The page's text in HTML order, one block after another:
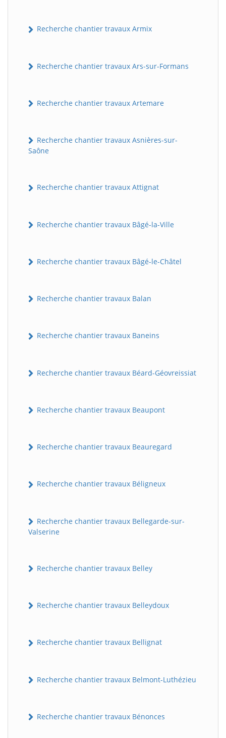
Recherche chantier travaux Armix
Recherche chantier travaux Ars-sur-Formans
Recherche chantier travaux Artemare
Recherche chantier travaux Asnières-sur-
Saône
Recherche chantier travaux Attignat
Recherche chantier travaux Bâgé-la-Ville
Recherche chantier travaux Bâgé-le-Châtel
Recherche chantier travaux Balan
Recherche chantier travaux Baneins
Recherche chantier travaux Béard-Géovreissiat
Recherche chantier travaux Beaupont
Recherche chantier travaux Beauregard
Recherche chantier travaux Béligneux
Recherche chantier travaux Bellegarde-sur-
Valserine
Recherche chantier travaux Belley
Recherche chantier travaux Belleydoux
Recherche chantier travaux Bellignat
Recherche chantier travaux Belmont-Luthézieu
Recherche chantier travaux Bénonces